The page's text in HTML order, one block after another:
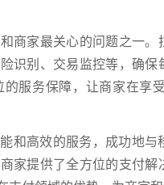
商家最关心的问题之一
识别、交易监控等，确
服务保障，让商家在享
和高效的服务，成功地
家提供了全方位的支付